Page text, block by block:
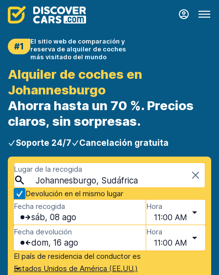
#1
El sitio web de comparación y
reserva de alquiler de coches
más visitado del mundo
Alquiler de coches en
Johannesburgo
Ahorra hasta un 70 %. Precios
claros, sin sorpresas.
Soporte 24/7 Cancelación gratuita
Lugar de la recogida
Johannesburgo, Sudáfrica
Devolución en el mismo lugar
Fecha recogida
sáb, 08 ago
Hora
11:00 AM
Fecha devolución
dom, 16 ago
Hora
11:00 AM
El país de residencia del conductor es
Estados Unidos de América (EE.UU.)